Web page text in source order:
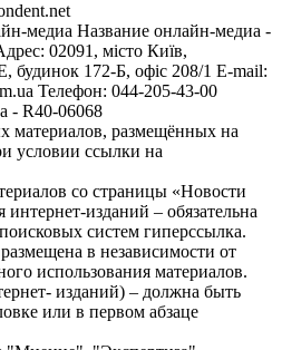
медиа Название онлайн-медиа -
02091, місто Київ,
172-Б, офіс 208/1 E-mail:
Телефон: 044-205-43-00
- R40-06068
материалов, размещённых на
условии ссылки на
со страницы «Новости
изданий – обязательна
систем гиперссылка.
в независимости от
использования материалов.
изданий) – должна быть
или в первом абзаце